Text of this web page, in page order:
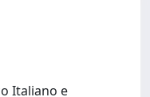
Italiano e